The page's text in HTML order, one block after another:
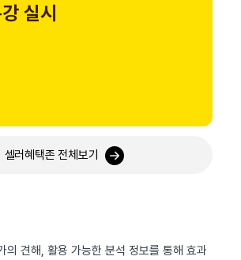
실시
셀러혜택존 전체보기
의 견해, 활용 가능한 분석 정보를 통해 효과